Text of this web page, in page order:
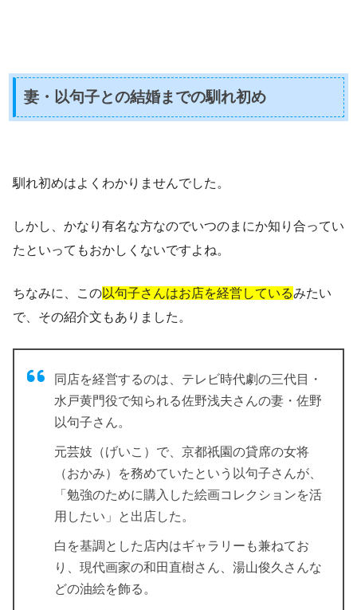
妻・以句子との結婚までの馴れ初め
馴れ初めはよくわかりませんでした。
しかし、かなり有名な方なのでいつのまにか知り合ってい
たといってもおかしくないですよね。
ちなみに、この以句子さんはお店を経営しているみたい
で、その紹介文もありました。
同店を経営するのは、テレビ時代劇の三代目・
水戸黄門役で知られる佐野浅夫さんの妻・佐野
以句子さん。
元芸妓（げいこ）で、京都祇園の貸席の女将
（おかみ）を務めていたという以句子さんが、
「勉強のために購入した絵画コレクションを活
用したい」と出店した。
白を基調とした店内はギャラリーも兼ねてお
り、現代画家の和田直樹さん、湯山俊久さんな
どの油絵を飾る。